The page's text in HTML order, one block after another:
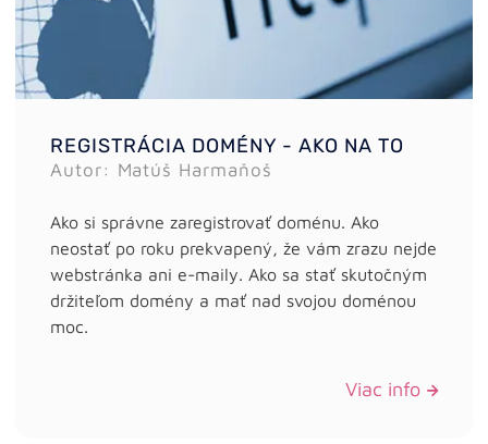
REGISTRÁCIA DOMÉNY - AKO NA TO
Autor: Matúš Harmaňoš
Ako si správne zaregistrovať doménu. Ako
neostať po roku prekvapený, že vám zrazu nejde
webstránka ani e-maily. Ako sa stať skutočným
držiteľom domény a mať nad svojou doménou
moc.
Viac info